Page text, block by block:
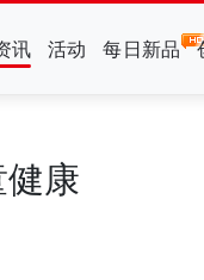
讯 活动 每日新品
康